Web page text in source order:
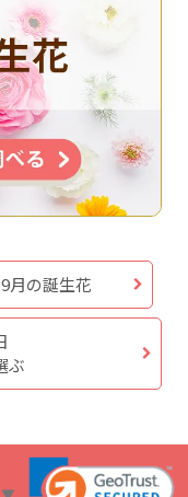
9月の誕生花
ぶ